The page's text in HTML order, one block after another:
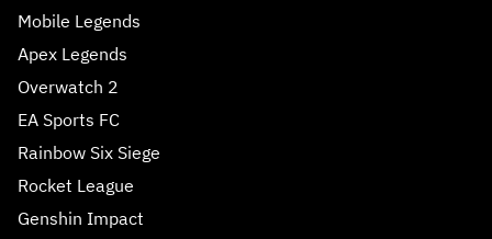
Mobile Legends
Apex Legends
Overwatch 2
EA Sports FC
Rainbow Six Siege
Rocket League
Genshin Impact